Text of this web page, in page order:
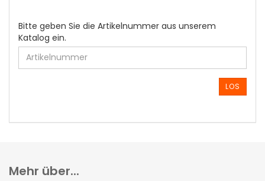
BITTE
GEBEN
SIE
DIE
ARTIKELNUMMER
EIN.
Bitte geben Sie die Artikelnummer aus unserem
Katalog ein.
LOS
Mehr über...